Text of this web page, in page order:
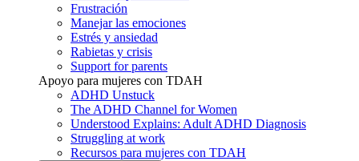
Frustración
Manejar las emociones
Estrés y ansiedad
Rabietas y crisis
Support for parents
Apoyo para mujeres con TDAH
ADHD Unstuck
The ADHD Channel for Women
Understood Explains: Adult ADHD Diagnosis
Struggling at work
Recursos para mujeres con TDAH